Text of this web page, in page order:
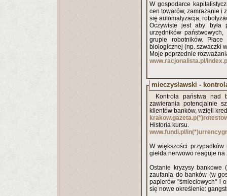
W gospodarce
cen towarów, zamrażanie i
się automatyzacja,
Oczywiste jest aby była
urzędników
grupie robotników.
biologicznej (np. szwaczki
Moje poprzednie
www.racjonalista.pl/
mieczysławski -
Kontrola państwa nad
zawierania potencjalnie
klientów banków, wzięli
Historia kursu.
www.fundi.pl/
W większości przypadków
giełda nerwowo reaguje
Ostanie kryzysy bankowe
zaufania do banków (w
papierów "śmieciowych" i
się nowe określenie: